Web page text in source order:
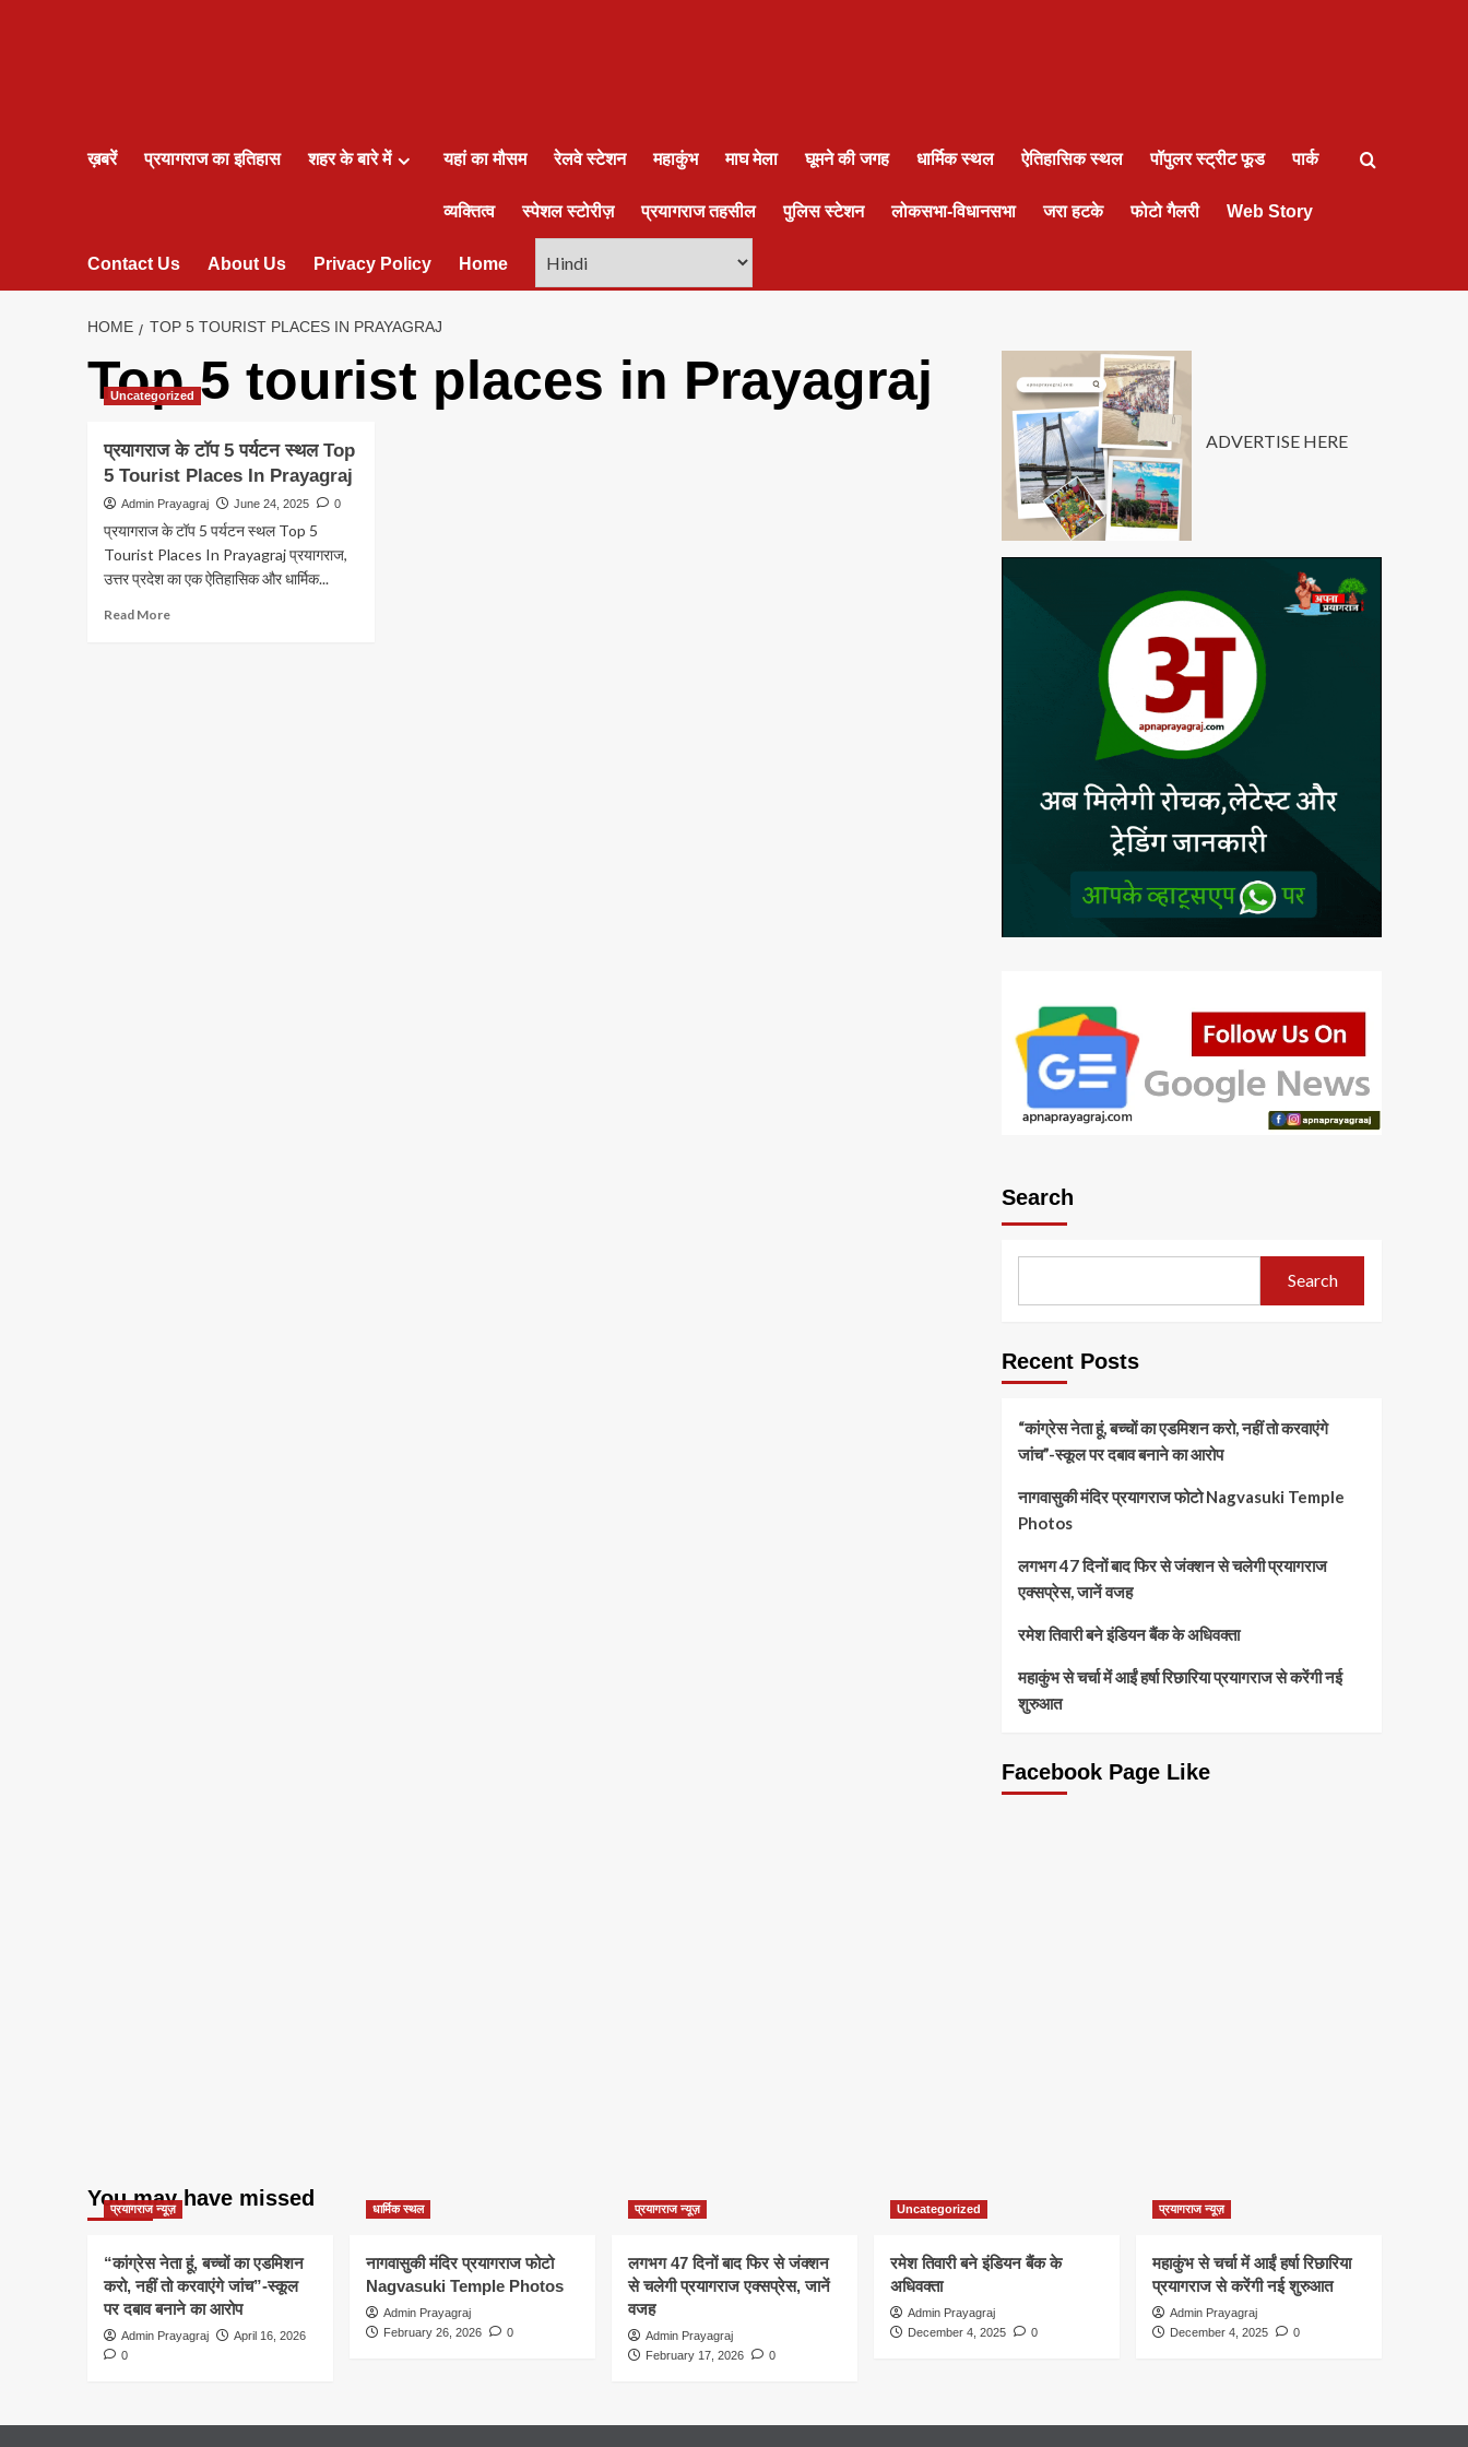
ख़बरें प्रयागराज का इतिहास शहर के बारे में यहां का मौसम रेलवे स्टेशन महाकुंभ माघ मेला घूमने की जगह धार्मिक स्थल ऐतिहासिक स्थल पॉपुलर स्ट्रीट फूड पार्क
व्यक्तित्व स्पेशल स्टोरीज़ प्रयागराज तहसील पुलिस स्टेशन लोकसभा-विधानसभा जरा हटके फोटो गैलरी Web Story
Contact Us About Us Privacy Policy Home
HOME TOP 5 TOURIST PLACES IN PRAYAGRAJ
Top 5 tourist places in Prayagraj
Uncategorized
प्रयागराज के टॉप 5 पर्यटन स्थल Top
5 Tourist Places In Prayagraj
Admin Prayagraj June 24, 2025 0
प्रयागराज के टॉप 5 पर्यटन स्थल Top 5
Tourist Places In Prayagraj प्रयागराज,
उत्तर प्रदेश का एक ऐतिहासिक और धार्मिक...
Read MoreRead
ADVERTISE HERE
Search
Search
Recent Posts
“कांग्रेस नेता हूं, बच्चों का एडमिशन करो, नहीं तो करवाएंगे
जांच”-स्कूल पर दबाव बनाने का आरोप
नागवासुकी मंदिर प्रयागराज फोटो Nagvasuki Temple
Photos
लगभग 47 दिनों बाद फिर से जंक्शन से चलेगी प्रयागराज
एक्सप्रेस, जानें वजह
रमेश तिवारी बने इंडियन बैंक के अधिवक्ता
महाकुंभ से चर्चा में आईं हर्षा रिछारिया प्रयागराज से करेंगी नई
शुरुआत
Facebook Page Like
You may have missed
प्रयागराज न्यूज़
“कांग्रेस नेता हूं, बच्चों का एडमिशन
करो, नहीं तो करवाएंगे जांच”-स्कूल
पर दबाव बनाने का आरोप
Admin Prayagraj
April 16, 2026
0
धार्मिक स्थल
नागवासुकी मंदिर प्रयागराज फोटो
Nagvasuki Temple Photos
Admin Prayagraj
February 26, 2026
0
प्रयागराज न्यूज़
लगभग 47 दिनों बाद फिर से जंक्शन
से चलेगी प्रयागराज एक्सप्रेस, जानें
वजह
Admin Prayagraj
February 17, 2026
0
Uncategorized
रमेश तिवारी बने इंडियन बैंक के
अधिवक्ता
Admin Prayagraj
December 4, 2025
0
प्रयागराज न्यूज़
महाकुंभ से चर्चा में आईं हर्षा रिछारिया
प्रयागराज से करेंगी नई शुरुआत
Admin Prayagraj
December 4, 2025
0